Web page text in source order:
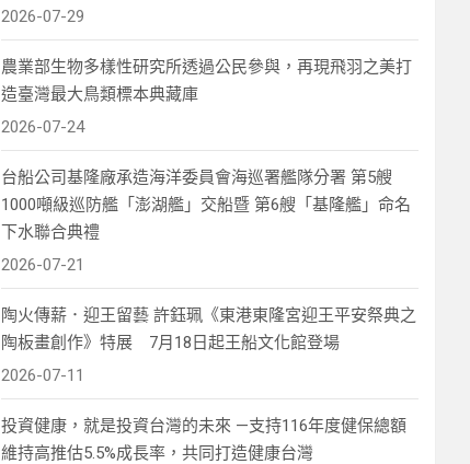
2026-07-29
農業部生物多樣性研究所透過公民參與，再現飛羽之美打
造臺灣最大鳥類標本典藏庫
2026-07-24
台船公司基隆廠承造海洋委員會海巡署艦隊分署 第5艘
1000噸級巡防艦「澎湖艦」交船暨 第6艘「基隆艦」命名
下水聯合典禮
2026-07-21
陶火傳薪．迎王留藝 許鈺珮《東港東隆宮迎王平安祭典之
陶板畫創作》特展 7月18日起王船文化館登場
2026-07-11
投資健康，就是投資台灣的未來 —支持116年度健保總額
維持高推估5.5%成長率，共同打造健康台灣